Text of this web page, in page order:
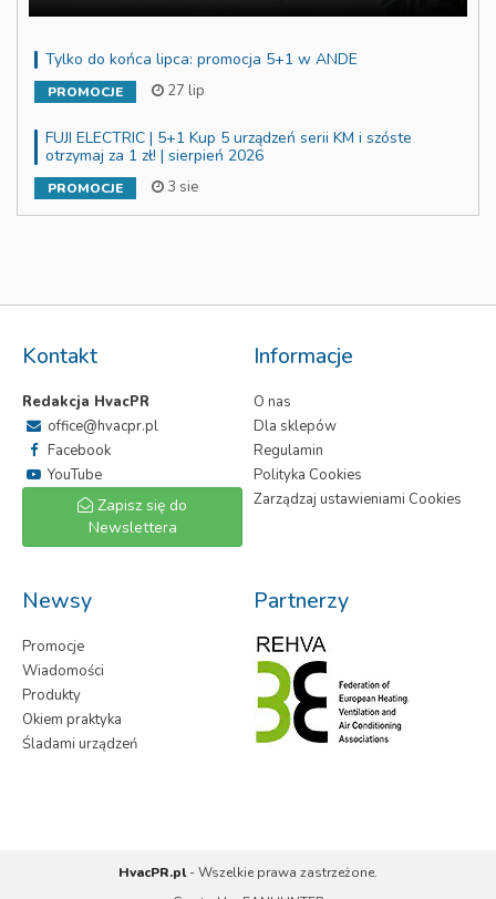
Tylko do końca lipca: promocja 5+1 w ANDE
PROMOCJE 27 lip
FUJI ELECTRIC | 5+1 Kup 5 urządzeń serii KM i szóste
otrzymaj za 1 zł! | sierpień 2026
PROMOCJE 3 sie
Kontakt
Redakcja HvacPR
office@hvacpr.pl
Facebook
YouTube
Zapisz się do
Newslettera
Informacje
O nas
Dla sklepów
Regulamin
Polityka Cookies
Zarządzaj ustawieniami Cookies
Newsy
Promocje
Wiadomości
Produkty
Okiem praktyka
Śladami urządzeń
Partnerzy
HvacPR.pl- Wszelkie prawa zastrzeżone.